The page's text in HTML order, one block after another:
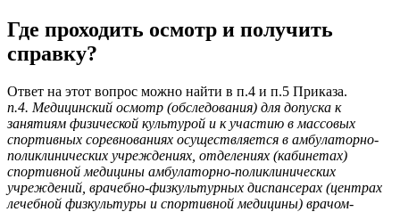
Где проходить осмотр и получить
справку?
Ответ на этот вопрос можно найти в п.4 и п.5 Приказа.
п.4. Медицинский осмотр (обследования) для допуска к
занятиям физической культурой и к участию в массовых
спортивных соревнованиях осуществляется в амбулаторно-
поликлинических учреждениях, отделениях (кабинетах)
спортивной медицины амбулаторно-поликлинических
учреждений, врачебно-физкультурных диспансерах (центрах
лечебной физкультуры и спортивной медицины) врачом-